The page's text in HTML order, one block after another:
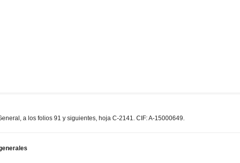
a los folios 91 y siguientes, hoja C-2141. CIF: A-15000649.